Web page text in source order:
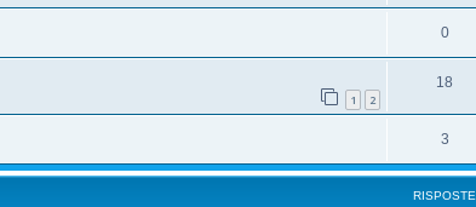
0
1 2
18
3
RISPOSTE